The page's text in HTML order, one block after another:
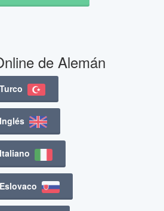
de Alemán